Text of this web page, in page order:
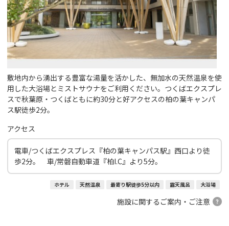
敷地内から湧出する豊富な湯量を活かした、無加水の天然温泉を使
用した大浴場とミストサウナをご利用ください。つくばエクスプレ
スで秋葉原・つくばともに約30分と好アクセスの柏の葉キャンパ
ス駅徒歩2分。
アクセス
電車/つくばエクスプレス『柏の葉キャンパス駅』西口より徒
歩2分。 車/常磐自動車道『柏I.C』より5分。
ホテル 天然温泉 最寄り駅徒歩5分以内 露天風呂 大浴場
施設に関するご案内・ご注意